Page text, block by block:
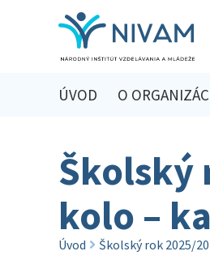
ÚVOD O
Školský
kolo –
Úvod Školský rok 2025/